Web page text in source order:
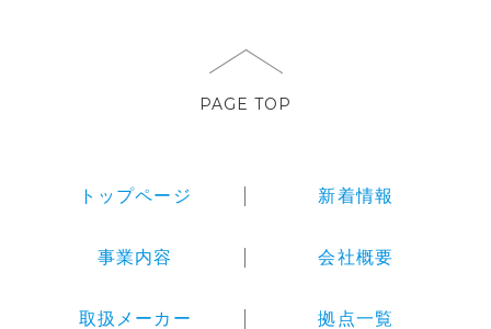
PAGE TOP
トップページ 新着情報
事業内容 会社概要
取扱メーカー 拠点一覧